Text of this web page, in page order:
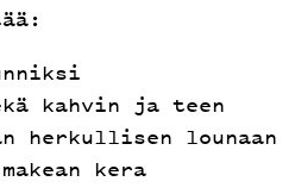
kahvin ja teen
herkullisen lounaan
kera